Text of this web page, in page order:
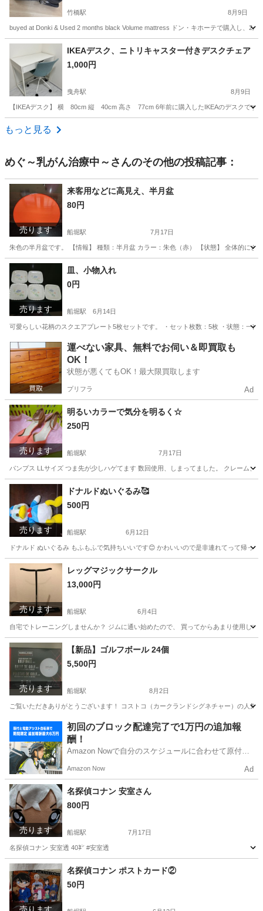
竹橋駅 8月9日
buyed at Donki & Used 2 months black Volume mattress ドン・キホーテで購入し、2
東京 千代田区 竹橋駅 カーペット/マット/ラグ
IKEAデスク、ニトリキャスター付きデスクチェア
1,000円
曳舟駅 8月9日
【IKEAデスク】 横 80cm 縦 40cm 高さ 77cm 6年前に購入したIKEAのデスクです
東京 台東区
もっと見る
めぐ～乳がん治療中～ さんのその他の投稿記事：
売ります
来客用などに高見え、半月盆
80円
船堀駅 7月17日
朱色の半月盆です。 【情報】 種類：半月盆 カラー：朱色（赤） 【状態】 全体的に
東京 江戸川区 船堀駅
売ります
皿、小物入れ
0円
船堀駅 6月14日
可愛らしい花柄のスクエアプレート5枚セットです。 ・セット枚数：5枚 ・状態：一
東京 江戸川区 船堀駅 その他
運べない家具、無料でお伺い＆即買取も
OK！
状態が悪くてもOK！最大限買取します
プリフラ Ad
売ります
明るいカラーで気分を明るく☆
250円
船堀駅 7月17日
パンプス LLサイズ つま先が少しハゲてます 数回使用、しまってました。 クレーム、
東京 江戸川区 船堀駅 靴
売ります
ドナルドぬいぐるみ🥰
500円
船堀駅 6月12日
ドナルド ぬいぐるみ もふもふで気持ちいいです😊 かわいいので是非連れてって帰って
東京 江戸川区 船堀駅 その他
売ります
レッグマジックサークル
13,000円
船堀駅 6月4日
自宅でトレーニングしませんか？ ジムに通い始めたので、 買ってからあまり使用し
東京 江戸川区 船堀駅 生活雑貨 レッグマジックサークル
売ります
【新品】ゴルフボール 24個
5,500円
船堀駅 8月2日
ご覧いただきありがとうございます！ コストコ（カークランドシグネチャー）の人
船堀駅 ゴルフ
初回のブロック配達完了で1万円の追加報
酬！
Amazon Nowで自分のスケジュールに合わせて原付や
う！
Amazon Now Ad
売ります
名探偵コナン 安室さん
800円
船堀駅 7月17日
名探偵コナン 安室透 40㌢ #安室透
東京 江戸川区 船堀駅 その他
名探偵コナン ポストカード②
50円